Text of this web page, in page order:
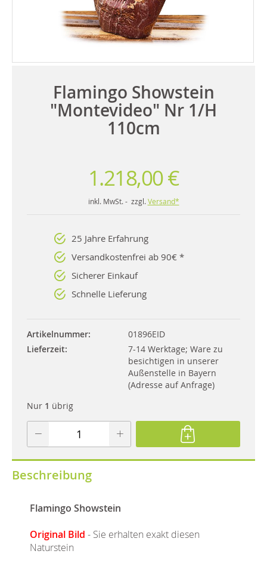
Flamingo Showstein
"Montevideo" Nr 1/H
110cm
1.218,00 €
inkl. MwSt. - zzgl. Versand*
25 Jahre Erfahrung
Versandkostenfrei ab 90€ *
Sicherer Einkauf
Schnelle Lieferung
Artikelnummer
01896EID
Lieferzeit
7-14 Werktage; Ware zu
besichtigen in unserer
Außenstelle in Bayern
(Adresse auf Anfrage)
Nur 1 übrig
Beschreibung
Flamingo Showstein
Original Bild - Sie erhalten exakt diesen
Naturstein